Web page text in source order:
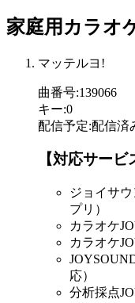
家庭用カラオ
マッテルヨ!
曲番号:139066
キー:0
配信予定:配信済
【対応サービ
ジョイサ
プリ）
カラオケ
カラオケ
応）
分析採点